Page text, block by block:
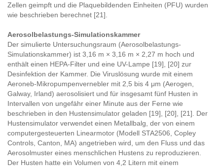
Zellen geimpft und die Plaquebildenden Einheiten (PFU) wurden
wie beschrieben berechnet [21].
Aerosolbelastungs-Simulationskammer
Der simulierte Untersuchungsraum (Aerosolbelastungs-
Simulationskammer) ist 3,16 m × 3,16 m × 2,27 m hoch und
enthält einen HEPA-Filter und eine UV-Lampe [19], [20] zur
Desinfektion der Kammer. Die Viruslösung wurde mit einem
Aeroneb-Mikropumpenvernebler mit 2,5 bis 4 μm (Aerogen,
Galway, Irland) aerosolisiert und für insgesamt fünf Husten in
Intervallen von ungefähr einer Minute aus der Ferne wie
beschrieben in den Hustensimulator geladen [19], [20], [21]. Der
Hustensimulator verwendet einen Metallbalg, der von einem
computergesteuerten Linearmotor (Modell STA2506, Copley
Controls, Canton, MA) angetrieben wird, um den Fluss und das
Aerosolmuster eines menschlichen Hustens zu reproduzieren.
Der Husten hatte ein Volumen von 4,2 Litern mit einem